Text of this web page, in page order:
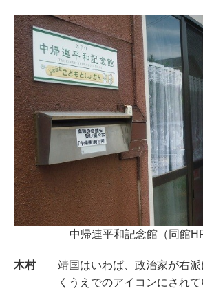
中帰連平和記念館（同館
木村
靖国はいわば、政治家が右
くうえでのアイコンにされ